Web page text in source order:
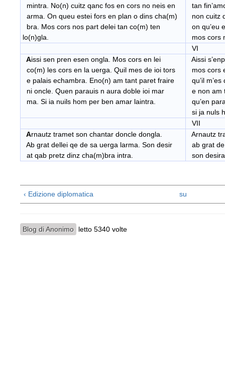
mintra. No(n) cuitz qanc fos en cors no neis en
arma. On queu estei fors en plan o dins cha(m)
bra. Mos cors nos part delei tan co(m) ten
lo(n)gla.
tan
non cuitz
on qu’eu
mos cors
VI
Aissi sen pren esen ongla. Mos cors en lei
co(m) les cors en la uerga. Quil mes de ioi tors
e palais echambra. Eno(n) am tant paret fraire
ni oncle. Quen parauis n aura doble ioi mar
ma. Si ia nuils hom per ben amar laintra.
Aissi
mos cors
qu’il
e non am
qu’en
si ja nuls
VII
Arnautz tramet son chantar doncle dongla.
Ab grat dellei qe de sa uerga larma. Son desir
at qab pretz dinz cha(m)bra intra.
Arnautz
ab grat
son
‹ Edizione diplomatica su
Blog di Anonimo letto 5340 volte